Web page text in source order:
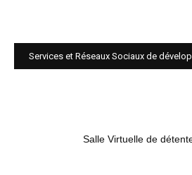
Services et Réseaux Sociaux de
Salle Virtuelle de